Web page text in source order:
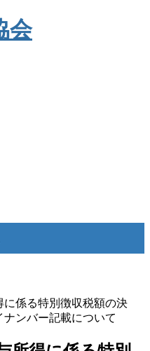
に係る特別徴収税額の決
ンバー記載について